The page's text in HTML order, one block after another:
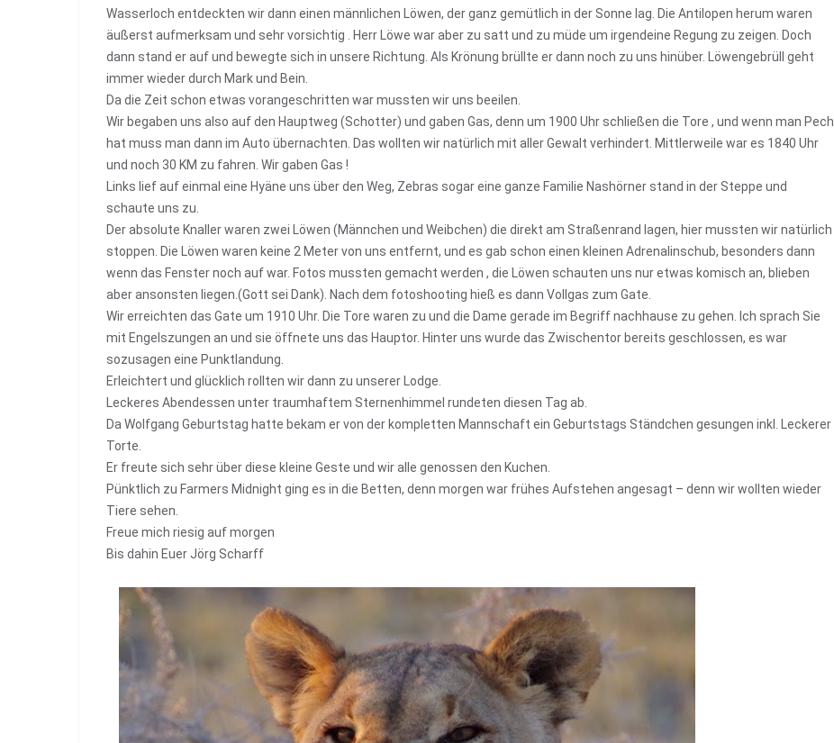
Wasserloch entdeckten wir dann einen männlichen Löwen, der ganz gemütlich in der Sonne lag. Die Antilopen herum waren
äußerst aufmerksam und sehr vorsichtig . Herr Löwe war aber zu satt und zu müde um irgendeine Regung zu zeigen. Doch
dann stand er auf und bewegte sich in unsere Richtung. Als Krönung brüllte er dann noch zu uns hinüber. Löwengebrüll geht
immer wieder durch Mark und Bein.
Da die Zeit schon etwas vorangeschritten war mussten wir uns beeilen.
Wir begaben uns also auf den Hauptweg (Schotter) und gaben Gas, denn um 1900 Uhr schließen die Tore , und wenn man Pech
hat muss man dann im Auto übernachten. Das wollten wir natürlich mit aller Gewalt verhindert. Mittlerweile war es 1840 Uhr
und noch 30 KM zu fahren. Wir gaben Gas !
Links lief auf einmal eine Hyäne uns über den Weg, Zebras sogar eine ganze Familie Nashörner stand in der Steppe und
schaute uns zu.
Der absolute Knaller waren zwei Löwen (Männchen und Weibchen) die direkt am Straßenrand lagen, hier mussten wir natürlich
stoppen. Die Löwen waren keine 2 Meter von uns entfernt, und es gab schon einen kleinen Adrenalinschub, besonders dann
wenn das Fenster noch auf war. Fotos mussten gemacht werden , die Löwen schauten uns nur etwas komisch an, blieben
aber ansonsten liegen.(Gott sei Dank). Nach dem fotoshooting hieß es dann Vollgas zum Gate.
Wir erreichten das Gate um 1910 Uhr. Die Tore waren zu und die Dame gerade im Begriff nachhause zu gehen. Ich sprach Sie
mit Engelszungen an und sie öffnete uns das Hauptor. Hinter uns wurde das Zwischentor bereits geschlossen, es war
sozusagen eine Punktlandung.
Erleichtert und glücklich rollten wir dann zu unserer Lodge.
Leckeres Abendessen unter traumhaftem Sternenhimmel rundeten diesen Tag ab.
Da Wolfgang Geburtstag hatte bekam er von der kompletten Mannschaft ein Geburtstags Ständchen gesungen inkl. Leckerer
Torte.
Er freute sich sehr über diese kleine Geste und wir alle genossen den Kuchen.
Pünktlich zu Farmers Midnight ging es in die Betten, denn morgen war frühes Aufstehen angesagt – denn wir wollten wieder
Tiere sehen.
Freue mich riesig auf morgen
Bis dahin Euer Jörg Scharff